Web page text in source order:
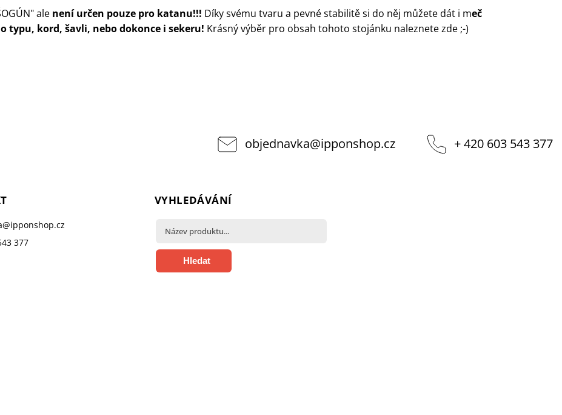
ale není určen pouze pro katanu!!! Díky svému tvaru a pevné stabilitě si do něj můžete dát i meč
typu, kord, šavli, nebo dokonce i sekeru! Krásný výběr pro obsah tohoto stojánku naleznete zde ;-)
objednavka@ipponshop.cz + 420 603 543 377
@ipponshop.cz
377
VYHLEDÁVÁNÍ
Hledat